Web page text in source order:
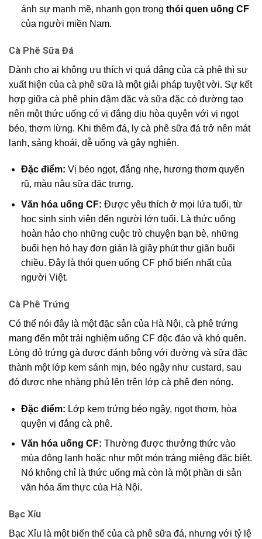
ánh sự mạnh mẽ, nhanh gọn trong thói quen uống CF
của người miền Nam.
Cà Phê Sữa Đá
Dành cho ai không ưu thích vị quá đắng của cà phê thì sự
xuất hiện của cà phê sữa là một giải pháp tuyệt vời. Sự kết
hợp giữa cà phê phin đậm đặc và sữa đặc có đường tạo
nên một thức uống có vị đắng dịu hòa quyện với vị ngọt
béo, thơm lừng. Khi thêm đá, ly cà phê sữa đá trở nên mát
lạnh, sảng khoái, dễ uống và gây nghiện.
Đặc điểm: Vị béo ngọt, đắng nhẹ, hương thơm quyến
rũ, màu nâu sữa đặc trưng.
Văn hóa uống CF: Được yêu thích ở mọi lứa tuổi, từ
học sinh sinh viên đến người lớn tuổi. Là thức uống
hoàn hảo cho những cuộc trò chuyện bạn bè, những
buổi hẹn hò hay đơn giản là giây phút thư giãn buổi
chiều. Đây là thói quen uống CF phổ biến nhất của
người Việt.
Cà Phê Trứng
Có thể nói đây là một đặc sản của Hà Nội, cà phê trứng
mang đến một trải nghiệm uống CF độc đáo và khó quên.
Lòng đỏ trứng gà được đánh bông với đường và sữa đặc
thành một lớp kem sánh mịn, béo ngậy như custard, sau
đó được nhẹ nhàng phủ lên trên lớp cà phê đen nóng.
Đặc điểm: Lớp kem trứng béo ngậy, ngọt thơm, hòa
quyện vị đắng cà phê.
Văn hóa uống CF: Thường được thưởng thức vào
mùa đông lạnh hoặc như một món tráng miệng đặc biệt.
Nó không chỉ là thức uống mà còn là một phần di sản
văn hóa ẩm thực của Hà Nội.
Bạc Xỉu
Bạc Xỉu là một biến thể của cà phê sữa đá, nhưng với tỷ lệ